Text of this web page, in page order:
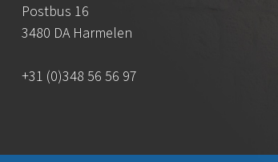
Postbus 16
3480 DA Harmelen
+31 (0)348 56 56 97